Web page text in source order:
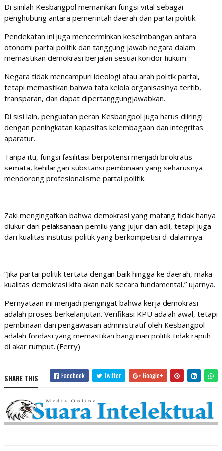
Di sinilah Kesbangpol memainkan fungsi vital sebagai
penghubung antara pemerintah daerah dan partai politik.
Pendekatan ini juga mencerminkan keseimbangan antara
otonomi partai politik dan tanggung jawab negara dalam
memastikan demokrasi berjalan sesuai koridor hukum.
Negara tidak mencampuri ideologi atau arah politik partai,
tetapi memastikan bahwa tata kelola organisasinya tertib,
transparan, dan dapat dipertanggungjawabkan.
Di sisi lain, penguatan peran Kesbangpol juga harus diiringi
dengan peningkatan kapasitas kelembagaan dan integritas
aparatur.
Tanpa itu, fungsi fasilitasi berpotensi menjadi birokratis
semata, kehilangan substansi pembinaan yang seharusnya
mendorong profesionalisme partai politik.
Zaki mengingatkan bahwa demokrasi yang matang tidak hanya
diukur dari pelaksanaan pemilu yang jujur dan adil, tetapi juga
dari kualitas institusi politik yang berkompetisi di dalamnya.
“Jika partai politik tertata dengan baik hingga ke daerah, maka
kualitas demokrasi kita akan naik secara fundamental,” ujarnya.
Pernyataan ini menjadi pengingat bahwa kerja demokrasi
adalah proses berkelanjutan. Verifikasi KPU adalah awal, tetapi
pembinaan dan pengawasan administratif oleh Kesbangpol
adalah fondasi yang memastikan bangunan politik tidak rapuh
di akar rumput. (Ferry)
SHARE THIS Facebook Twitter Google+